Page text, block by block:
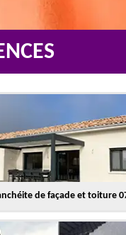
de façade et toiture